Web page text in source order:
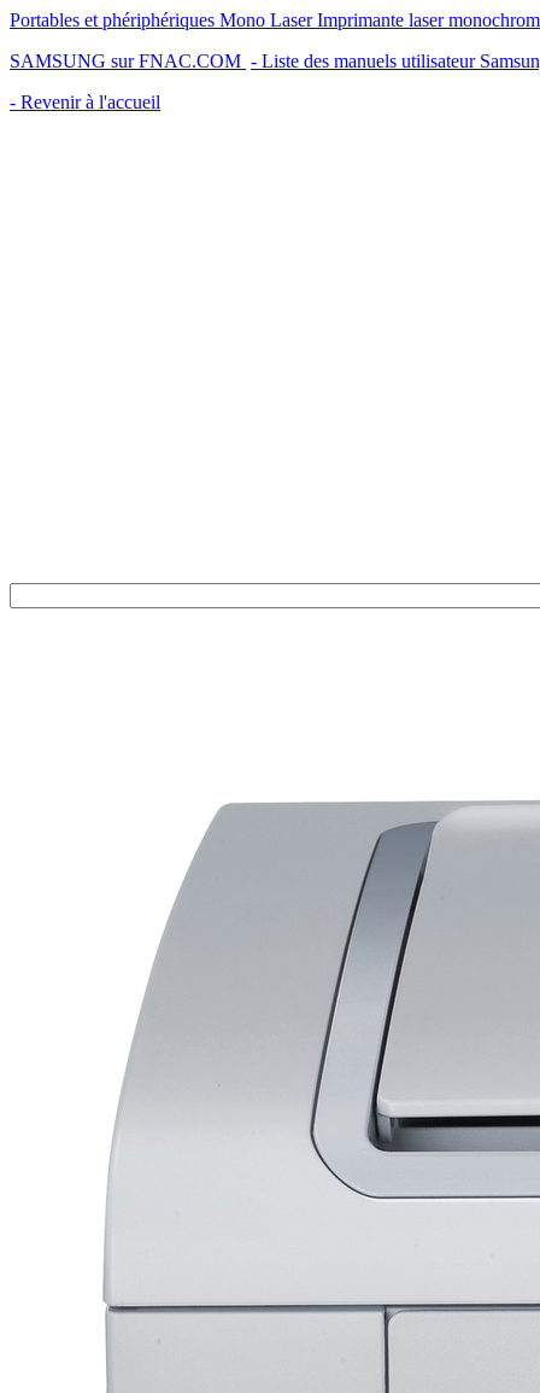
Portables et phériphériques Mono Laser Imprimante laser
SAMSUNG sur FNAC.COM - Liste des manuels utilisateur
- Revenir à l'accueil